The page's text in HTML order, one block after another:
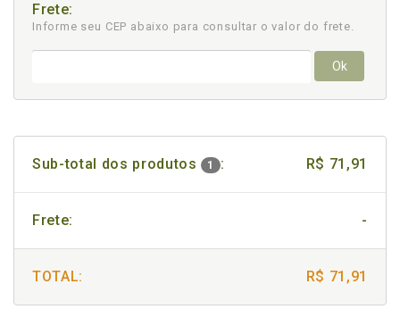
Frete:
Informe seu CEP abaixo para consultar o valor do frete.
Ok
Sub-total dos produtos 1 : R$ 71,91
Frete: -
TOTAL: R$ 71,91